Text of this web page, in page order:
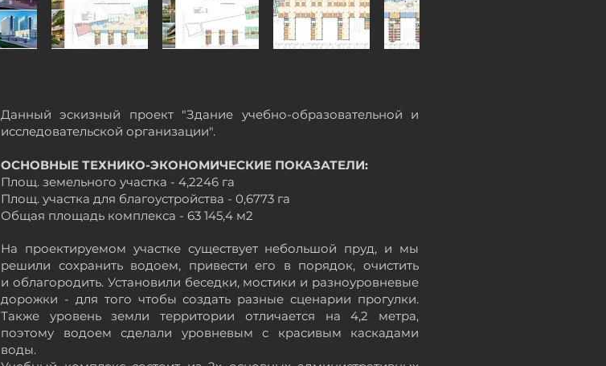
Данный эскизный проект "Здание учебно-образовательной и
исследовательской организации".
ОСНОВНЫЕ ТЕХНИКО-ЭКОНОМИЧЕСКИЕ ПОКАЗАТЕЛИ:
Площ. земельного участка - 4,2246 га
Площ. участка для благоустройства - 0,6773 га
Общая площадь комплекса - 63 145,4 м2
На проектируемом участке существует небольшой пруд, и мы
решили сохранить водоем, привести его в порядок, очистить
и облагородить. Установили беседки, мостики и разноуровневые
дорожки - для того чтобы создать разные сценарии прогулки.
Также уровень земли территории отличается на 4,2 метра,
поэтому водоем сделали уровневым с красивым каскадами
воды.